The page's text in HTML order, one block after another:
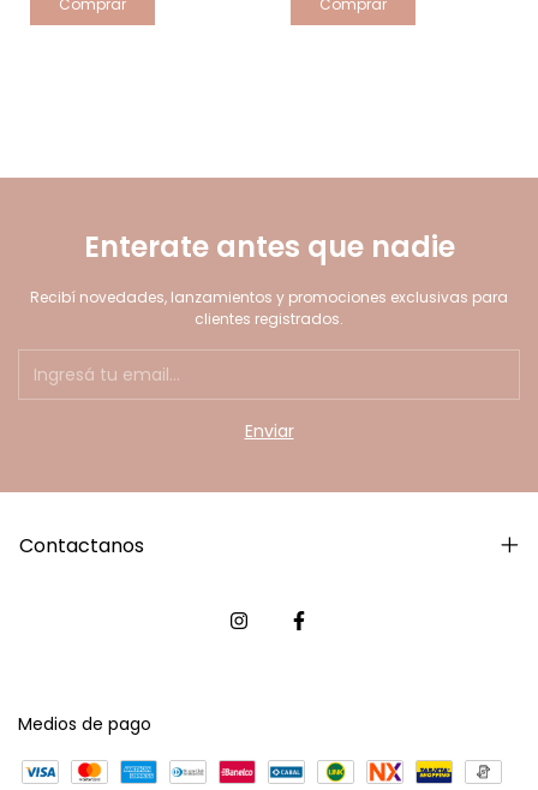
Enterate antes que nadie
Recibí novedades, lanzamientos y promociones exclusivas para
clientes registrados.
Contactanos
Medios de pago